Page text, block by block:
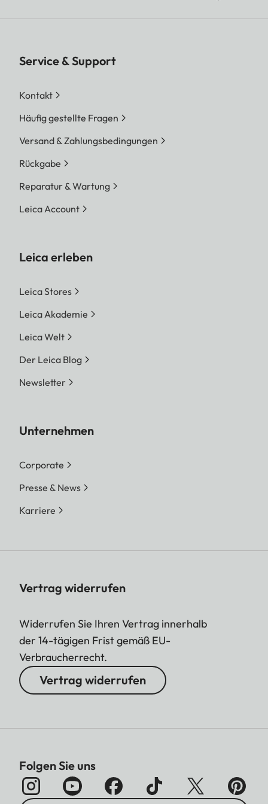
Service & Support
Kontakt
Häufig gestellte Fragen
Versand & Zahlungsbedingungen
Rückgabe
Reparatur & Wartung
Leica Account
Leica erleben
Leica Stores
Leica Akademie
Leica Welt
Der Leica Blog
Newsletter
Unternehmen
Corporate
Presse & News
Karriere
Vertrag widerrufen
Widerrufen Sie Ihren Vertrag innerhalb
der 14-tägigen Frist gemäß EU-
Verbraucherrecht.
Vertrag widerrufen
Folgen Sie uns